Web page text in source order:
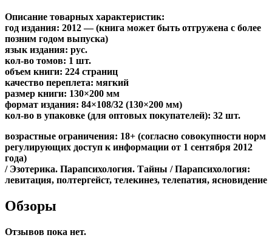
Описание товарных характеристик:
год издания: 2012 — (книга может быть отгружена c более
позним годом выпуска)
язык издания: рус.
кол-во томов: 1 шт.
объем книги: 224 страниц
качество переплета: мягкий
размер книги: 130×200 мм
формат издания: 84×108/32 (130×200 мм)
кол-во в упаковке (для оптовых покупателей): 32 шт.
возрастные ограничения: 18+ (согласно совокупности норм
регулирующих доступ к информации от 1 сентября 2012
года)
/ Эзотерика. Парапсихология. Тайны / Парапсихология:
левитация, полтергейст, телекинез, телепатия, ясновидение
Обзоры
Отзывов пока нет.